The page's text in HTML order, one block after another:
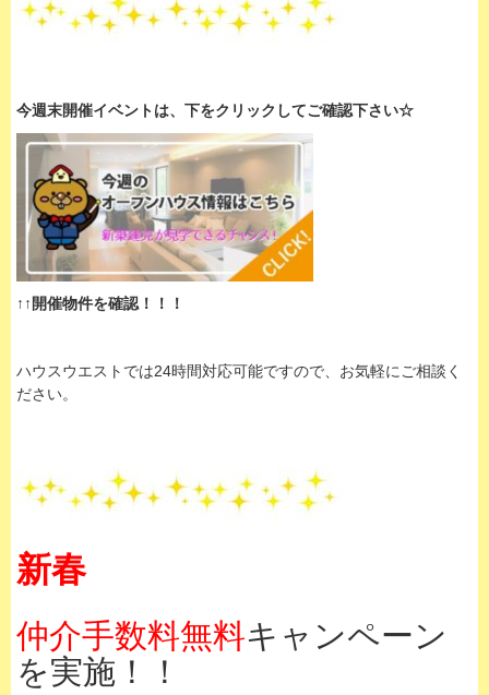
今週末開催イベントは、下をクリックしてご確認下さい☆
↑↑開催物件を確認！！！
ハウスウエストでは24時間対応可能ですので、お気軽にご相談く
ださい。
新春
仲介手数料無料キャンペーン
を実施！！